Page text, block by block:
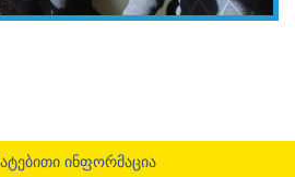
ინფორმაცია